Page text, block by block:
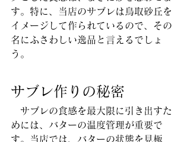
す。特に、当店のサブレは鳥取砂丘を
イメージして作られているので、その
名にふさわしい逸品と言えるでしょ
う。
サブレ作りの秘密
サブレの食感を最大限に引き出すた
めには、バターの温度管理が重要で
す。当店では、バターの状態を見極